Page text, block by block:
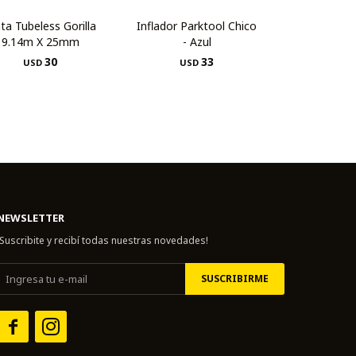
Tubeless Gorilla
9.14m X 25mm
USD 30
Inflador Parktool Chico
- Azul
USD 33
y recibí todas nuestras novedades!
SUSCRIBIRME
 